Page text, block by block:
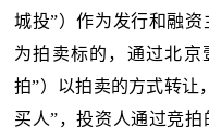
城投”）作为发行和融
为拍卖标的，通过北京
拍”）以拍卖的方式转让
买人”，投资人通过竞